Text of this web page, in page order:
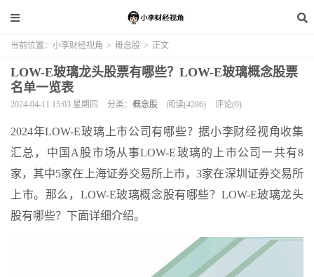
当前位置： 小李财经视角 > 概念股 > 正文
LOW-E玻璃龙头股票有哪些？LOW-E玻璃概念股票
名单一览表
2024-04-11 15:03 星期四 分类： 概念股 阅读(4286) 评论(0)
2024年LOW-E玻璃上市公司有哪些？据小李财经视角收集
汇总，中国A股市场从事LOW-E玻璃的上市公司一共有8
家，其中5家在上海证券交易所上市，3家在深圳证券交易所
上市。那么，LOW-E玻璃概念股有哪些？LOW-E玻璃龙头
股有哪些？下面详细介绍。